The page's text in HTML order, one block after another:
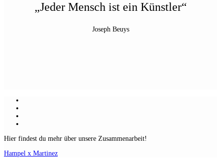
„Jeder Mensch ist ein Künstler“
Joseph Beuys
Hier findest du mehr über unsere Zusammenarbeit!
Hampel x Martinez